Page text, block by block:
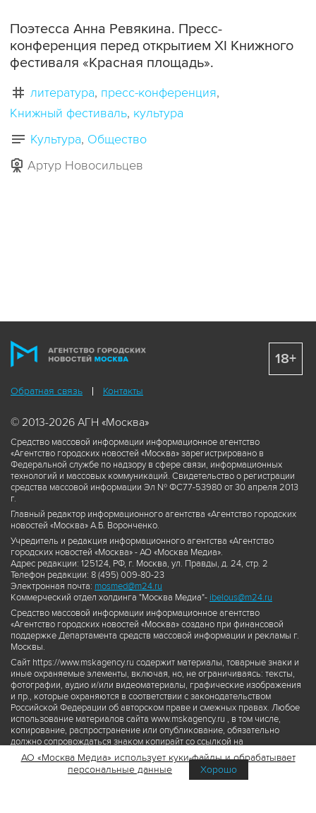
Поэтесса Анна Ревякина. Пресс-
конференция перед открытием XI Книжного
фестиваля «Красная площадь».
литература пресс-конференция
Книжный фестиваль культура
Культура Общество
Артур Новосильцев
Обратная связь Контакты
© 2013-2026 АГН «Москва»
Средство массовой информации информационное агентство
«Агентство городских новостей «Москва» зарегистрировано в
Федеральной службе по надзору в сфере связи, информационных
технологий и массовых коммуникаций. Свидетельство о регистрации
средства массовой информации Эл № ФС77-53980 от 30 апреля 2013
г.
Главный редактор информационного агентства «Агентство городских
новостей «Москва» А.Б. Воронченко.
Учредитель и редакция информационного агентства «Агентство
городских новостей «Москва» - АО «Москва Медиа».
Адрес редакции: 125124, РФ, г. Москва, ул. Правды, д. 24, стр. 2
Телефон редакции: 8 (495) 009-80-23
Электронная почта: mosmed@m24.ru
Коммерческий отдел холдинга "Москва Медиа"- ibelous@m24.ru
Средство массовой информации информационное агентство
«Агентство городских новостей «Москва» создано при финансовой
поддержке Департамента средств массовой информации и рекламы г.
Москвы.
Сайт https://www.mskagency.ru содержит материалы, товарные знаки и
иные охраняемые элементы, включая, но, не ограничиваясь: тексты,
фотографии, аудио и/или видеоматериалы, графические изображения
и пр., которые охраняются в соответствии с законодательством
Российской Федерации об авторском праве и смежных правах. Любое
использование материалов сайта www.mskagency.ru , в том числе,
копирование, распространение или опубликование, обязательно
должно сопровождаться знаком копирайт со ссылкой на
правообладателя © АО «Москва Медиа», а также гиперссылкой на сайт
www.mskagency.ru как на первоисточник информации. Переработка
материалов сайта www.mskagency.ru не допускается.
18+
АО «Москва Медиа» использует куки-файлы и обрабатывает
персональные данные
Хорошо